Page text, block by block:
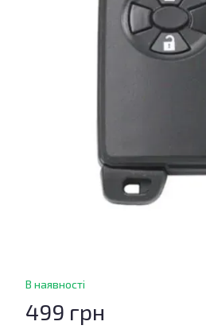
В наявності
499 грн